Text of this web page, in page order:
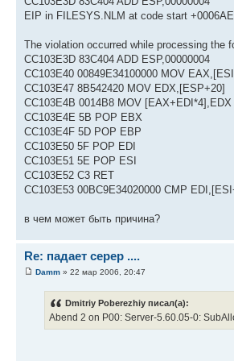
EIP in FILESYS.NLM at code start
The violation occurred while processing the
CC103E3D 83C404 ADD ESP,00000004
CC103E40 00849E34100000 MOV
CC103E47 8B542420 MOV EDX,[ESP+20]
CC103E4B 0014B8 MOV [EAX+EDI*4],EDX
CC103E4E 5B POP EBX
CC103E4F 5D POP EBP
CC103E50 5F POP EDI
CC103E51 5E POP ESI
CC103E52 C3 RET
CC103E53 00BC9E34020000 CMP
в чем может быть причина?
Re: падает серер ....
Damm » 22 мар 2006, 20:47
Dmitriy Poberezhiy писал(а):
Abend 2 on P00: Server-5.60.05-0: